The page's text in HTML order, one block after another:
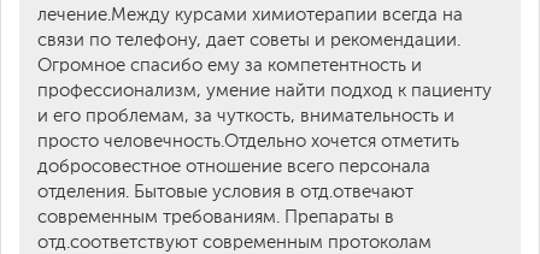
лечение.Между курсами химиотерапии всегда на
связи по телефону, дает советы и рекомендации.
Огромное спасибо ему за компетентность и
профессионализм, умение найти подход к пациенту
и его проблемам, за чуткость, внимательность и
просто человечность.Отдельно хочется отметить
добросовестное отношение всего персонала
отделения. Бытовые условия в отд.отвечают
современным требованиям. Препараты в
отд.соответствуют современным протоколам